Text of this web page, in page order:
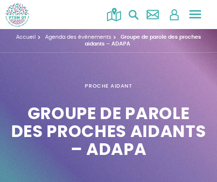
au
Accueil Agenda des évènements
Groupe de parole des proches
aidants – ADAPA
PROCHE AIDANT
GROUPE DE PAROLE
DES PROCHES AIDANTS
– ADAPA